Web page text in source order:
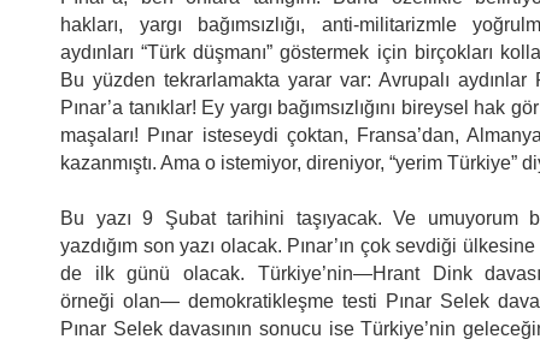
hakları, yargı bağımsızlığı, anti-militarizmle
aydınları “Türk düşmanı” göstermek için birçokları
Bu yüzden tekrarlamakta yarar var: Avrupalı aydınlar
Pınar’a tanıklar! Ey yargı bağımsızlığını bireysel hak
maşaları! Pınar isteseydi çoktan, Fransa’dan,
kazanmıştı. Ama o istemiyor, direniyor, “yerim Türkiye”
Bu yazı 9 Şubat tarihini taşıyacak. Ve umuyorum
yazdığım son yazı olacak. Pınar’ın çok sevdiği
de ilk günü olacak. Türkiye’nin—Hrant Dink
örneği olan— demokratikleşme testi Pınar Selek
Pınar Selek davasının sonucu ise Türkiye’nin